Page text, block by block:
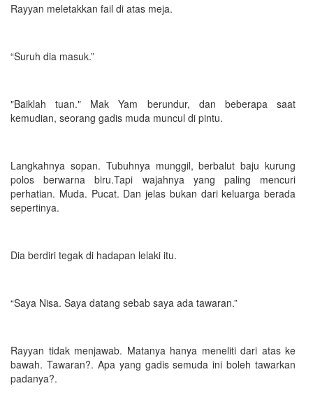
Rayyan meletakkan fail di atas meja.
“Suruh dia masuk.”
"Baiklah tuan." Mak Yam berundur, dan beberapa saat
kemudian, seorang gadis muda muncul di pintu.
Langkahnya sopan. Tubuhnya munggil, berbalut baju kurung
polos berwarna biru.Tapi wajahnya yang paling mencuri
perhatian. Muda. Pucat. Dan jelas bukan dari keluarga berada
sepertinya.
Dia berdiri tegak di hadapan lelaki itu.
“Saya Nisa. Saya datang sebab saya ada tawaran.”
Rayyan tidak menjawab. Matanya hanya meneliti dari atas ke
bawah. Tawaran?. Apa yang gadis semuda ini boleh tawarkan
padanya?.